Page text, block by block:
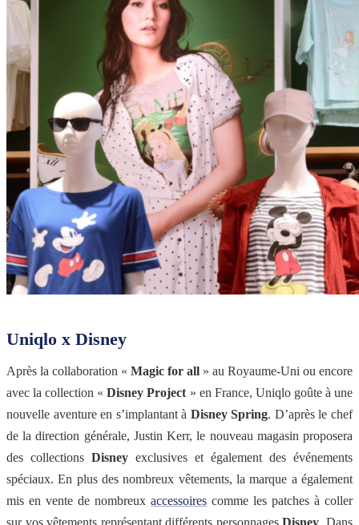
Uniqlo x Disney
Après la collaboration « Magic for all » au Royaume-Uni ou encore
avec la collection «Disney Project » en France, Uniqlo goûte à une
nouvelle aventure en s’implantant à Disney Spring. D’après le chef
de la direction générale, Justin Kerr, le nouveau magasin proposera
des collections Disney exclusives et également des événements
spéciaux. En plus des nombreux vêtements, la marque a également
mis en vente de nombreux accessoires comme les patches à coller
sur vos vêtements représentant différents personnagesDisney . Dans